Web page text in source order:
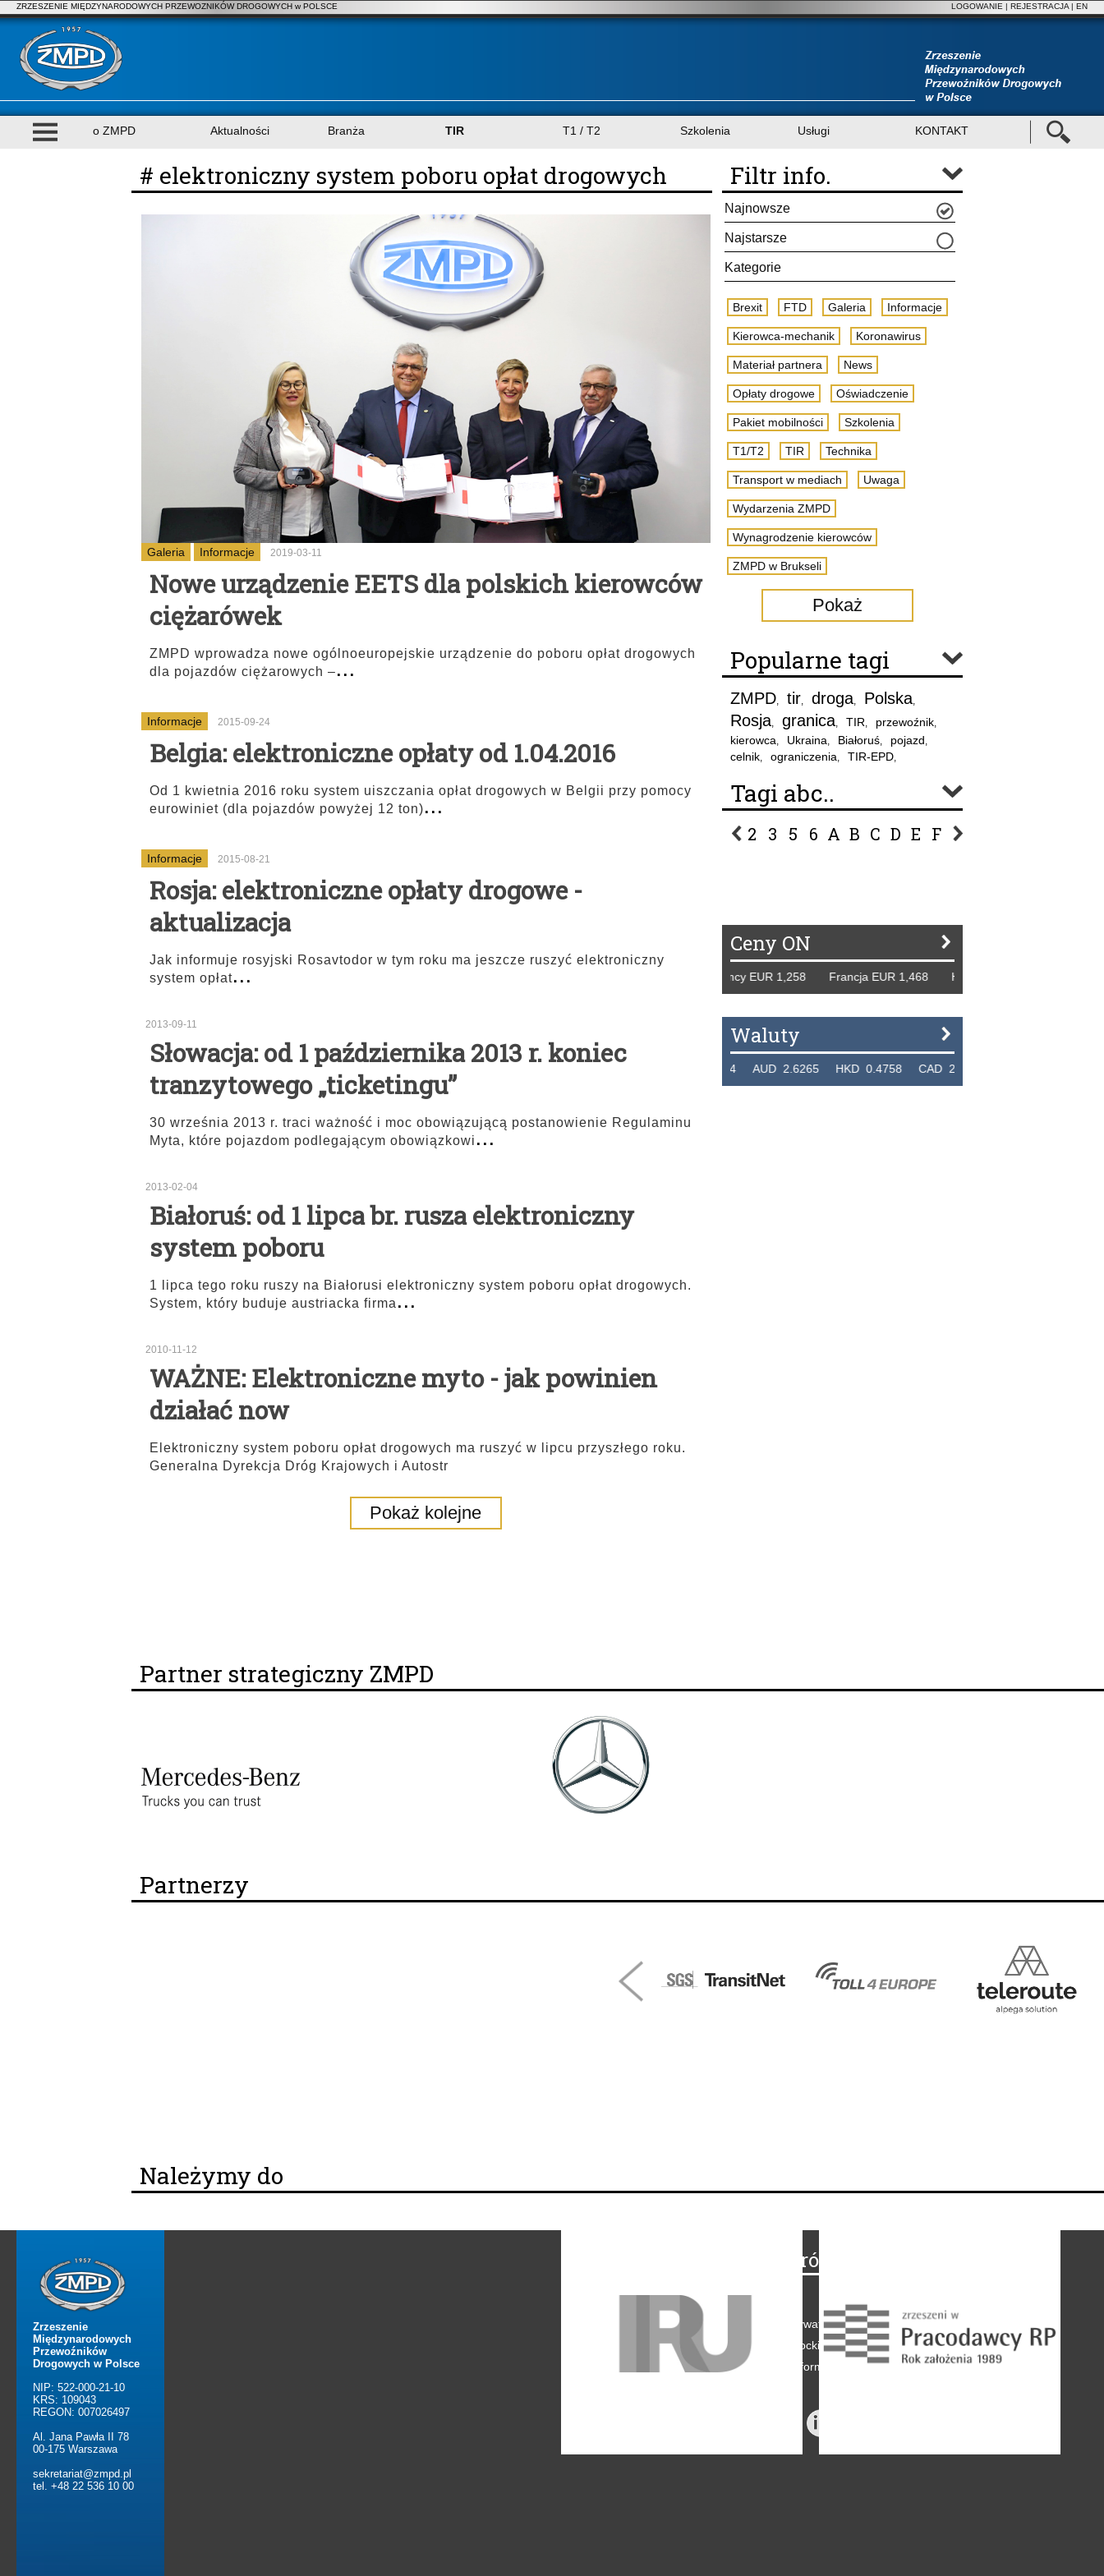
ZRZESZENIE MIĘDZYNARODOWYCH PRZEWOZNIKÓW DROGOWYCH w POLSCE LOGOWANIE | REJESTRACJA | EN
o ZMPD Aktualności Branża TIR T1 / T2 Szkolenia Usługi KONTAKT
# elektroniczny system poboru opłat drogowych
Galeria Informacje 2019-03-11
Nowe urządzenie EETS dla polskich kierowców
ciężarówek
ZMPD wprowadza nowe ogólnoeuropejskie urządzenie do poboru opłat drogowych
dla pojazdów ciężarowych –...
Informacje 2015-09-24
Belgia: elektroniczne opłaty od 1.04.2016
Od 1 kwietnia 2016 roku system uiszczania opłat drogowych w Belgii przy pomocy
eurowiniet (dla pojazdów powyżej 12 ton)...
Informacje 2015-08-21
Rosja: elektroniczne opłaty drogowe -
aktualizacja
Jak informuje rosyjski Rosavtodor w tym roku ma jeszcze ruszyć elektroniczny
system opłat...
2013-09-11
Słowacja: od 1 października 2013 r. koniec
tranzytowego „ticketingu”
30 września 2013 r. traci ważność i moc obowiązującą postanowienie Regulaminu
Myta, które pojazdom podlegającym obowiązkowi...
2013-02-04
Białoruś: od 1 lipca br. rusza elektroniczny
system poboru
1 lipca tego roku ruszy na Białorusi elektroniczny system poboru opłat drogowych.
System, który buduje austriacka firma...
2010-11-12
WAŻNE: Elektroniczne myto - jak powinien
działać now
Elektroniczny system poboru opłat drogowych ma ruszyć w lipcu przyszłego roku.
Generalna Dyrekcja Dróg Krajowych i Autostr
Pokaż kolejne
Filtr info.
Najnowsze
Najstarsze
Kategorie
Brexit FTD Galeria Informacje
Kierowca-mechanik Koronawirus
Materiał partnera News
Opłaty drogowe Oświadczenie
Pakiet mobilności Szkolenia
T1/T2 TIR Technika
Transport w mediach Uwaga
Wydarzenia ZMPD
Wynagrodzenie kierowców
ZMPD w Brukseli
Pokaż
Popularne tagi
ZMPD, tir, droga, Polska,
Rosja, granica, TIR, przewoźnik,
kierowca, Ukraina, Białoruś, pojazd,
celnik, ograniczenia, TIR-EPD,
Tagi abc..
2 3 5 6 A B C D E F G
Ceny ON
Tydzień 42/2019 r. Niemcy EUR 1,258 Francja EUR 1,468 Hiszpania EUR 1,229 WB
Waluty
THB 0.1129 USD 3.7324 AUD 2.6265 HKD 0.4758 CAD 2.6618 NZD 2.1914 SGD
Partner strategiczny ZMPD
Partnerzy
Należymy do
Zrzeszenie
Międzynarodowych
Przewoźników
Drogowych w Polsce
NIP: 522-000-21-10
KRS: 109043
REGON: 007026497
Al. Jana Pawła II 78
00-175 Warszawa
sekretariat@zmpd.pl
tel. +48 22 536 10 00
Na skróty
Polityka prywatności
Polityka coockies
-Klauzule informacyjne